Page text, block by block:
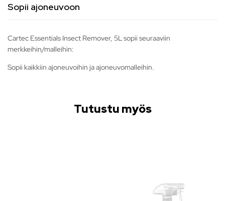
Sopii ajoneuvoon
Cartec Essentials Insect Remover, 5L sopii seuraaviin
merkkeihin/malleihin:
Sopii kaikkiin ajoneuvoihin ja ajoneuvomalleihin.
Tutustu myös